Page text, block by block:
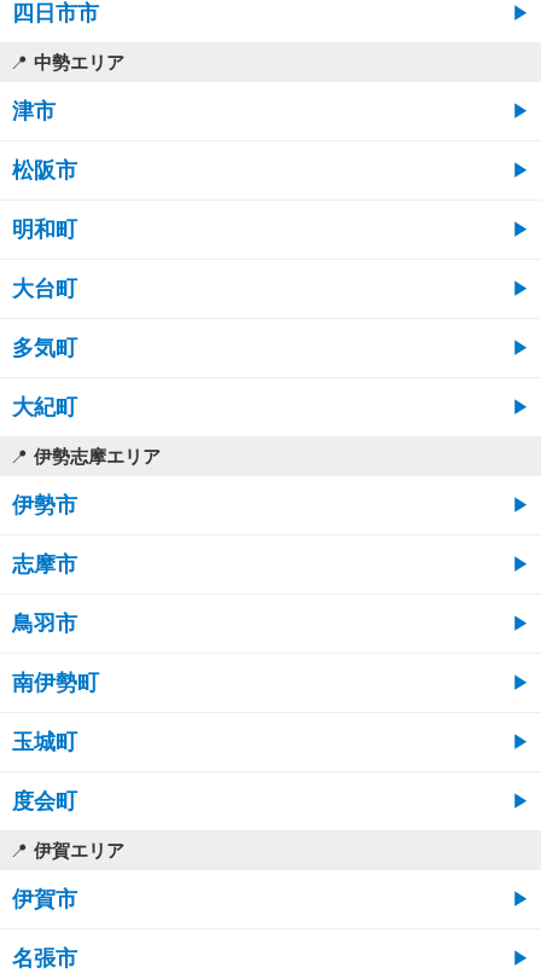
四日市市
中勢エリア
津市
松阪市
明和町
大台町
多気町
大紀町
伊勢志摩エリア
伊勢市
志摩市
鳥羽市
南伊勢町
玉城町
度会町
伊賀エリア
伊賀市
名張市